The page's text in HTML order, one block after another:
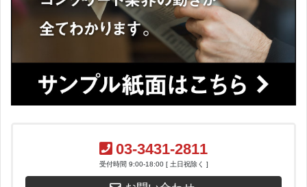
03-3431-2811
受付時間 9:00-18:00 [ 土日祝除く ]